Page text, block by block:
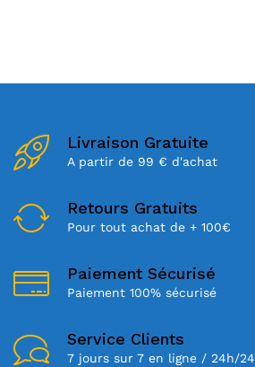
Livraison Gratuite
A partir de 99 € d'achat
Retours Gratuits
Pour tout achat de + 100€
Paiement Sécurisé
Paiement 100% sécurisé
Service Clients
7 jours sur 7 en ligne / 24h/24